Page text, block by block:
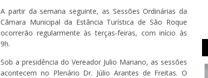
A partir da semana seguinte, as Sessões Ordinárias da
Câmara Municipal da Estância Turística de São Roque
ocorrerão regularmente às terças-feiras, com início às
9h.
Sob a presidência do Vereador Julio Mariano, as sessões
acontecem no Plenário Dr. Júlio Arantes de Freitas. O